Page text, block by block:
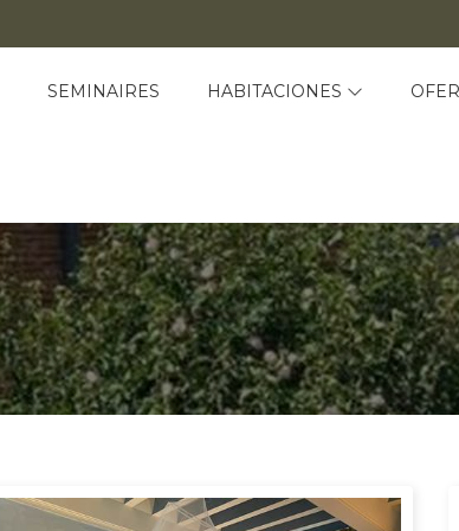
SEMINAIRES HABITACIONES